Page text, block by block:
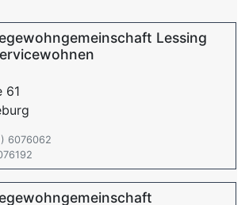
Lessing
61
6076062